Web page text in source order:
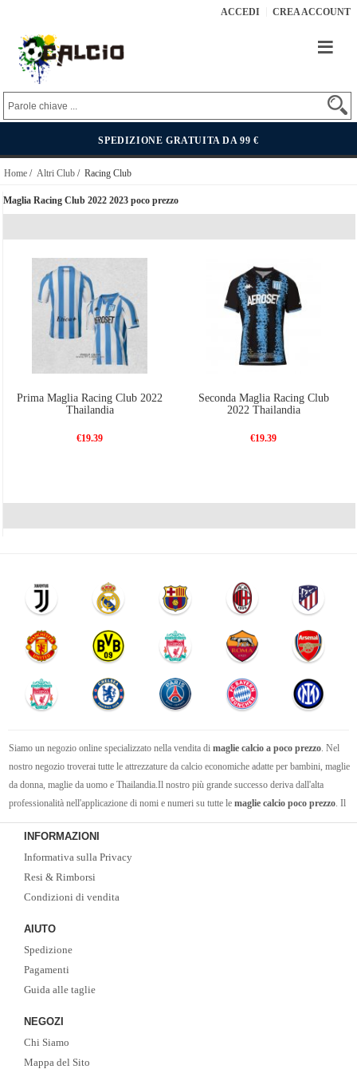
ACCEDI CREA ACCOUNT
SPEDIZIONE GRATUITA DA 99 €
Home / Altri Club / Racing Club
Maglia Racing Club 2022 2023 poco prezzo
Prima Maglia Racing Club 2022
Thailandia
€19.39
Seconda Maglia Racing Club
2022 Thailandia
€19.39
Siamo un negozio online specializzato nella vendita di maglie calcio a poco prezzo. Nel
nostro negozio troverai tutte le attrezzature da calcio economiche adatte per bambini, maglie
da donna, maglie da uomo e Thailandia.Il nostro più grande successo deriva dall'alta
professionalità nell'applicazione di nomi e numeri su tutte le maglie calcio poco prezzo. Il
nostro pluriennale team tecnico è universalmente riconosciuto per la precisione e cura nel
personalizzare e nell'applicare i nomi e numeri ufficiali sulle maglie della Seria A, Premier
League, Liga Spagnola, Bundesliga, la nostra Nazionale e le varie nazionali.
INFORMAZIONI
Informativa sulla Privacy
Resi & Rimborsi
Condizioni di vendita
AIUTO
Spedizione
Pagamenti
Guida alle taglie
NEGOZI
Chi Siamo
Mappa del Sito